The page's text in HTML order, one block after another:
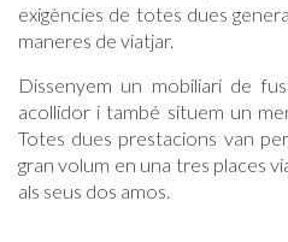
exigències de totes dues
maneres de viatjar.
Dissenyem un mobiliari de
acollidor i també situem un
Totes dues prestacions van
gran volum en una tres places
als seus dos amos.